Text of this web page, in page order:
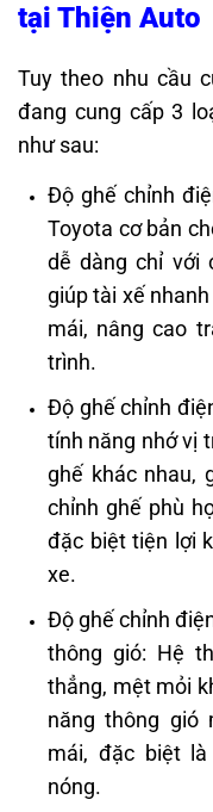
tại Thiện Auto
Tuy theo nhu cầu
đang cung cấp 3
như sau:
Độ ghế chỉnh
Toyota cơ bản
dễ dàng chỉ với
giúp tài xế
mái, nâng cao
trình.
Độ ghế chỉnh
tính năng nhớ vị
ghế khác nhau,
chỉnh ghế phù
đặc biệt tiện lợi
xe.
Độ ghế chỉnh
thông gió: Hệ
thẳng, mệt mỏi
năng thông gió
mái, đặc biệt
nóng.